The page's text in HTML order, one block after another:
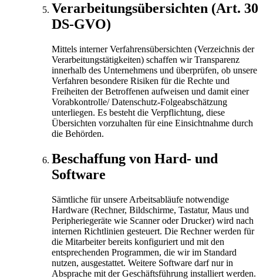
Verarbeitungsübersichten (Art. 30
DS-GVO)
Mittels interner Verfahrensübersichten (Verzeichnis der
Verarbeitungstätigkeiten) schaffen wir Transparenz
innerhalb des Unternehmens und überprüfen, ob unsere
Verfahren besondere Risiken für die Rechte und
Freiheiten der Betroffenen aufweisen und damit einer
Vorabkontrolle/ Datenschutz-Folgeabschätzung
unterliegen. Es besteht die Verpflichtung, diese
Übersichten vorzuhalten für eine Einsichtnahme durch
die Behörden.
Beschaffung von Hard- und
Software
Sämtliche für unsere Arbeitsabläufe notwendige
Hardware (Rechner, Bildschirme, Tastatur, Maus und
Peripheriegeräte wie Scanner oder Drucker) wird nach
internen Richtlinien gesteuert. Die Rechner werden für
die Mitarbeiter bereits konfiguriert und mit den
entsprechenden Programmen, die wir im Standard
nutzen, ausgestattet. Weitere Software darf nur in
Absprache mit der Geschäftsführung installiert werden.